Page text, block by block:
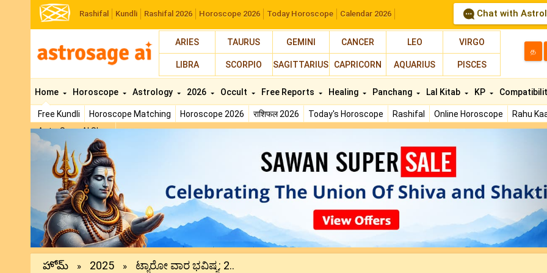
Rashifal Kundli Rashifal 2026 Horoscope 2026 Today Horoscope Calendar 2026 Chat with
ARIES TAURUS GEMINI CANCER LEO VIRGO
LIBRA SCORPIO SAGITTARIUS CAPRICORN AQUARIUS PISCES
த
Home
Free Kundli Horoscope Matching Horoscope 2026 राशिफल 2026 Today's Horoscope Rashifal Online Horoscope Rahu
AstroSage AI Shop
Horoscope Astrology 2026 Occult Free Reports Healing Panchang Lal Kitab KP
Previous
హోమ్ » 2025 » ಟ್ಯಾರೋ ವಾರ ಭವಿಷ್ಯ: 2..